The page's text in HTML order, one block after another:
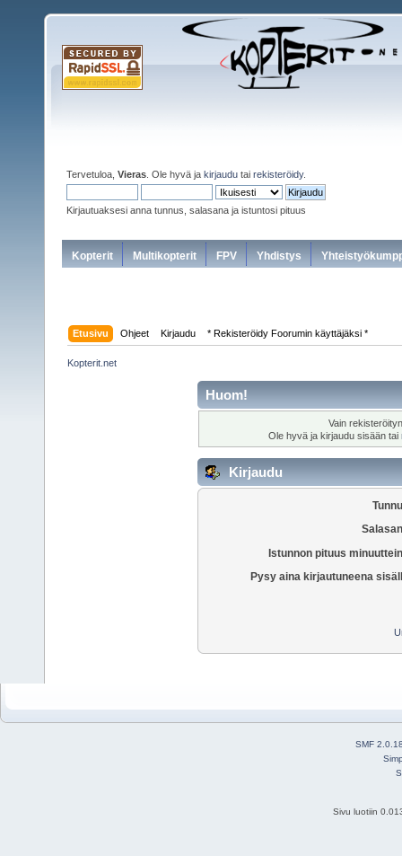
Tervetuloa, Vieras . Ole hyvä ja kirjaudu tai rekisteröidy.
Kirjautuaksesi anna tunnus, salasana ja istuntosi pituus
Kopterit Multikopterit FPV Yhdistys
Etusivu Ohjeet Kirjaudu * Rekisteröidy Foorumin käyttäjäksi *
Kopterit.net
Huom!
Vain
Ole hyvä ja kirjaudu sisään tai
Kirjaudu
Istunnon pituus
Pysy aina kirjautuneena
SMF
Sivu luotiin